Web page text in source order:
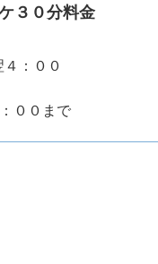
３０分料金
４：００
００まで